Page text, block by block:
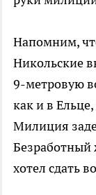
Напомним,
Никольские
9-метровую
как и в
Милиция
Безработный
хотел сдать